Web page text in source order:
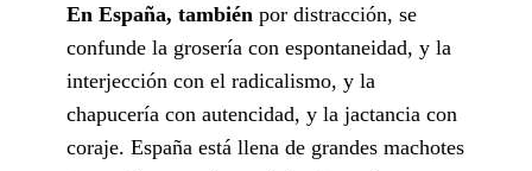
En España, también por distracción, se
confunde la grosería con espontaneidad, y la
interjección con el radicalismo, y la
chapucería con autencidad, y la jactancia con
coraje. España está llena de grandes machotes